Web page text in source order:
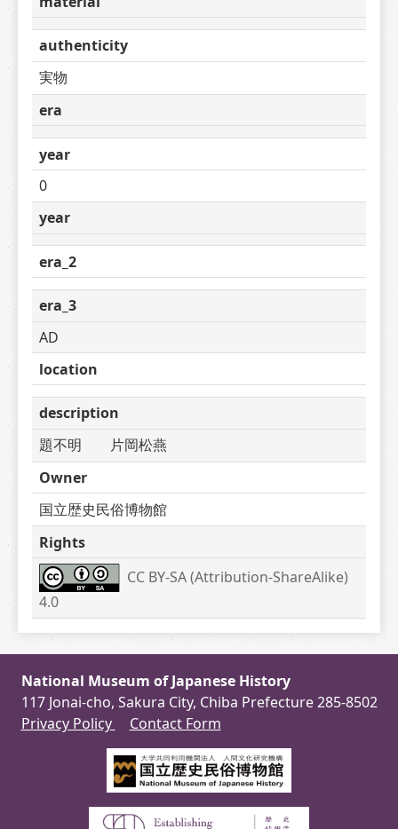
authenticity
実物
era
year
0
year
era_2
era_3
AD
location
description
題不明　　片岡松燕
Owner
国立歴史民俗博物館
Rights
CC BY-SA (Attribution-ShareAlike)
4.0
National Museum of Japanese History
117 Jonai-cho, Sakura City, Chiba Prefecture 285-8502
Privacy Policy
Contact Form